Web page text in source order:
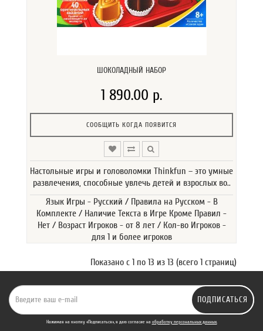
ШОКОЛАДНЫЙ НАБОР
1 890.00 р.
СООБЩИТЬ КОГДА ПОЯВИТСЯ
Настольные игры и головоломки Thinkfun – это умные
развлечения, способные увлечь детей и взрослых во..
Язык Игры - Русский / Правила на Русском - В
Комплекте / Наличие Текста в Игре Кроме Правил -
Нет / Возраст Игроков - от 8 лет / Кол-во Игроков -
для 1 и более игроков
Показано с 1 по 13 из 13 (всего 1 страниц)
ПОДПИСАТЬСЯ
Нажимая на кнопку «Подписаться», я даю cогласие на обработку персональных данных.